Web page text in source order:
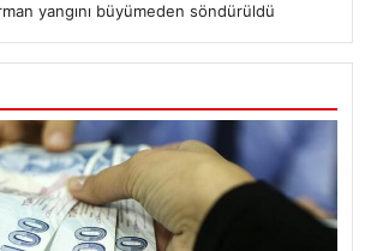
yangını büyümeden söndürüldü